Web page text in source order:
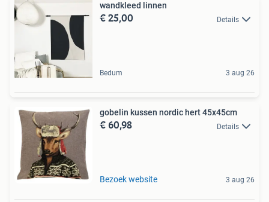
wandkleed linnen
€ 25,00 Details
Bedum 3 aug 26
gobelin kussen nordic hert 45x45cm
€ 60,98 Details
Bezoek website 3 aug 26